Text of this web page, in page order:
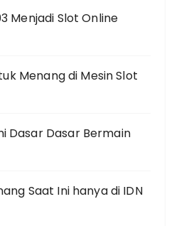
Menjadi Slot Online
Menang di Mesin Slot
Dasar Dasar Bermain
Saat Ini hanya di IDN